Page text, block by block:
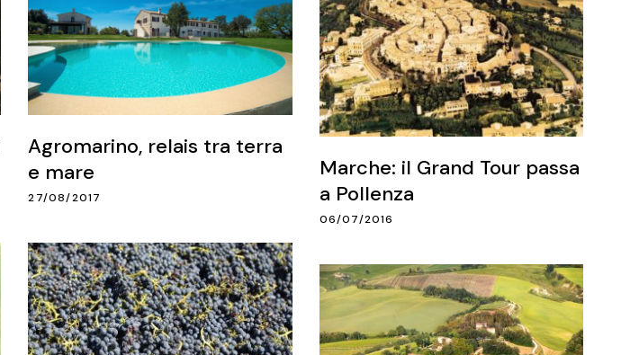
Agromarino, relais tra terra
e mare
27/08/2017
Marche: il Grand Tour passa
a Pollenza
06/07/2016